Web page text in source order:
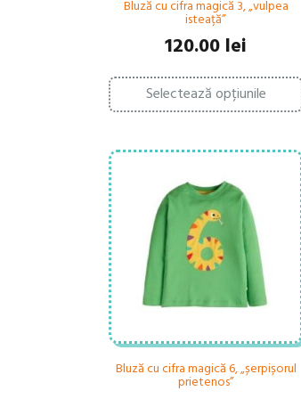
Bluză cu cifra magică 3, „vulpea
isteață”
120.00 lei
Selectează opțiunile
Bluză cu cifra magică 6, „șerpișorul
prietenos”